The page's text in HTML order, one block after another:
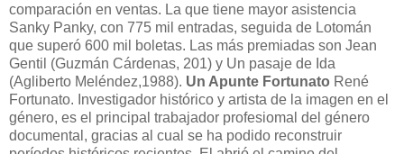
comparación en ventas. La que tiene mayor asistencia
Sanky Panky, con 775 mil entradas, seguida de Lotomán
que superó 600 mil boletas. Las más premiadas son Jean
Gentil (Guzmán Cárdenas, 201) y Un pasaje de Ida
(Agliberto Meléndez,1988). Un Apunte Fortunato René
Fortunato. Investigador histórico y artista de la imagen en el
género, es el principal trabajador profesiomal del género
documental, gracias al cual se ha podido reconstruir